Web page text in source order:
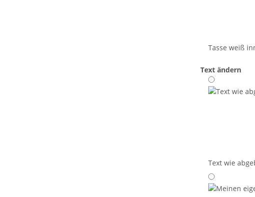
Tasse weiß
Text ändern
Text wie